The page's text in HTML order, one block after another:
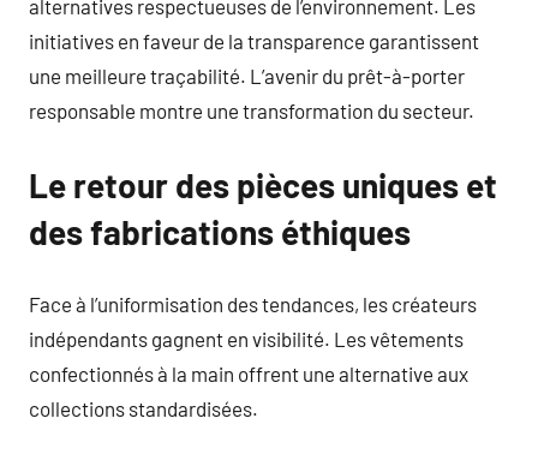
alternatives respectueuses de l’environnement. Les
initiatives en faveur de la transparence garantissent
une meilleure traçabilité. L’avenir du prêt-à-porter
responsable montre une transformation du secteur.
Le retour des pièces uniques et
des fabrications éthiques
Face à l’uniformisation des tendances, les créateurs
indépendants gagnent en visibilité. Les vêtements
confectionnés à la main offrent une alternative aux
collections standardisées.